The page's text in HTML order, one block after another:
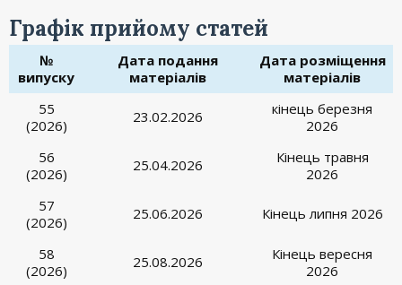
Графік прийому статей
№
випуску
Дата подання
матеріалів
Дата розміщення
матеріалів
55
(2026)
23.02.2026
кінець березня
2026
56
(2026)
25.04.2026
Кінець травня
2026
57
(2026)
25.06.2026 Кінець липня 2026
58
(2026)
25.08.2026
Кінець вересня
2026